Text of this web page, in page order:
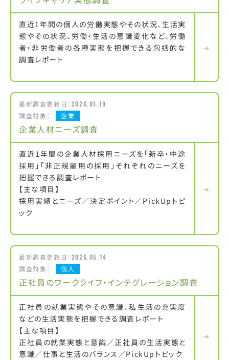
直近1年間の個人の労働実態やその状況、生活実
態やその状況、労働・生活の意識変化など、労働
者・非労働者の各種実態を把握できる包括的な
調査レポート
最新調査更新日： 2026.01.19
調査対象：
企業
企業人材ニーズ調査
直近1年間の企業人材採用ニーズを「新卒・中途
採用」「非正規雇用の採用」それぞれのニーズを
把握できる調査レポート
【主な項目】
採用実績とニーズ／決定ポイント／PickUpトピ
ック
最新調査更新日： 2026.05.14
調査対象：
個人
正社員のワークライフ・インテグレーション調査
正社員の就業実態やその意識、私生活の充実度
などの生活実態を把握できる調査レポート
【主な項目】
正社員の就業実態と意識／正社員の生活実態と
意識／仕事と生活のバランス／PickUpトピック